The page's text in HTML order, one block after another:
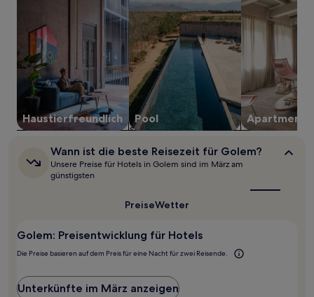
mit
1 Übernachtung
von
2 Erwachsenen
gefunden
wurde.
Preise
und
Verfügbarkeiten
sich
ändern.
gelten.
Haustier­freundlich Pool Apartment
Wann
ist
die
beste
Wann ist die beste Reisezeit für Golem?
Unsere Preise für Hotels in Golem sind im März am
günstigsten
PreiseWetter
Golem: Preisentwicklung für Hotels
Die Preise basieren auf dem Preis für eine Nacht für zwei Reisende.
Unterkünfte im März anzeigen